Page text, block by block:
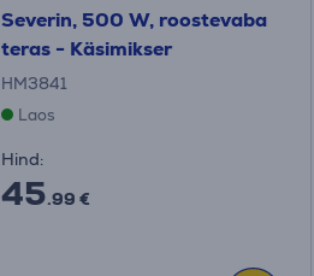
Severin, 500 W, roostevaba
teras - Käsimikser
HM3841
Laos
Hind:
45.99 €